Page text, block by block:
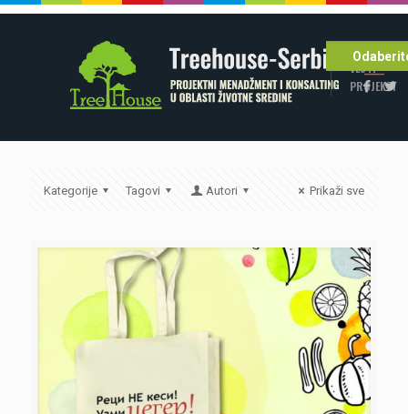
POČETNA
VESTI
PROJEKTI
Kategorije Tagovi Autori Prikaži sve